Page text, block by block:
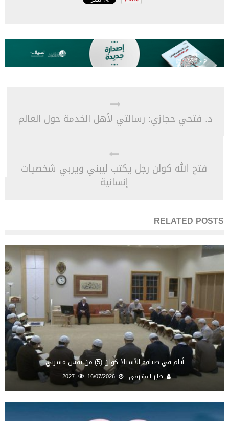
د. فتحي حجازي: رسالتي لأهل الخدمة حول العالم
فتح الله كولن رجل يكتب ليبني ويربي شخصيات
إنسانية
RELATED POSTS
أيام في ضيافة الأستاذ كولن (5) من نفس مشربي
صابر المشرفي 16/07/2026
2027